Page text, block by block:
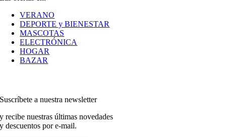
VERANO
DEPORTE y BIENESTAR
MASCOTAS
ELECTRÓNICA
HOGAR
BAZAR
Suscríbete a nuestra newsletter
y recibe nuestras últimas novedades
y descuentos por e-mail.